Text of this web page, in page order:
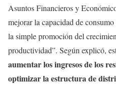
Asuntos Financieros y
mejorar la capacidad de
la simple promoción del
productividad”. Según explicó,
aumentar los ingresos de los
optimizar la estructura de